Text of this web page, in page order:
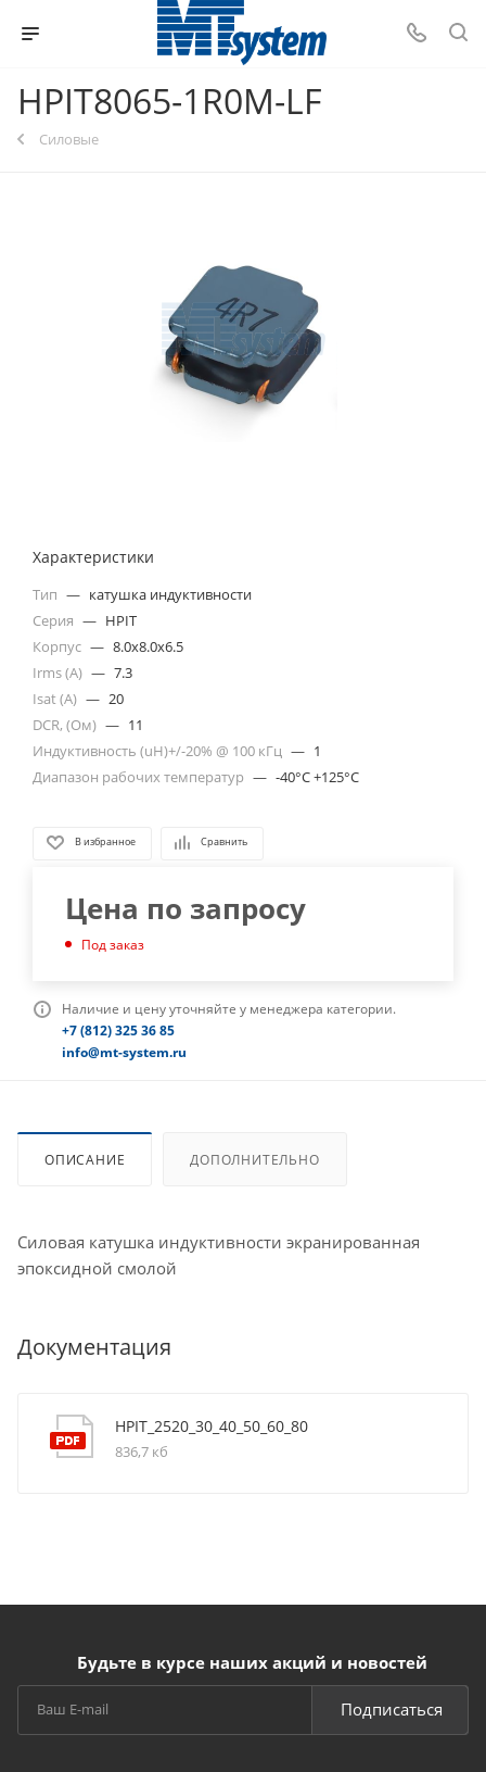
HPIT8065-1R0M-LF
Силовые
Характеристики
Тип — катушка индуктивности
Серия — HPIT
Корпус — 8.0x8.0x6.5
Irms (A) — 7.3
Isat (A) — 20
DCR, (Ом) — 11
Индуктивность (uH)+/-20% @ 100 кГц — 1
Диапазон рабочих температур — -40°C +125°C
В избранное Сравнить
Цена по запросу
Под заказ
Наличие и цену уточняйте у менеджера категории.
+7 (812) 325 36 85
info@mt-system.ru
ОПИСАНИЕ ДОПОЛНИТЕЛЬНО
Силовая катушка индуктивности экранированная
эпоксидной смолой
Документация
HPIT_2520_30_40_50_60_80
836,7 кб
Будьте в курсе наших акций и новостей
Подписаться